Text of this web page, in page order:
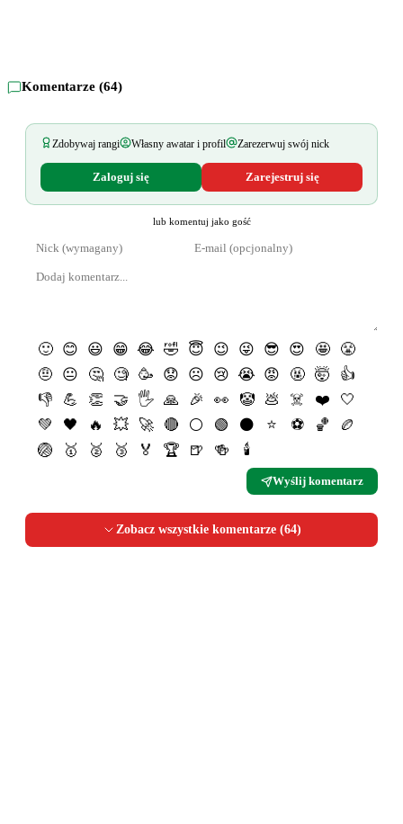
Komentarze (64)
Zdobywaj rangi Własny awatar i profil Zarezerwuj swój nick
Zaloguj się Zarejestruj się
lub komentuj jako gość
🙂 😊 😃 😁 😂 🤣 😇 😉 😜 😎 😍 🤩
😤
🤨
😐 🤔 🧐 🥳 😟 ☹️ 😢 😭 😡 🤬 🤯
👍
👎
💪 👏 🤝 🖐 🙏 🎉 👀 🤡 💩 ☠️ ❤️
🤍
💚
🖤 🔥 💥 🚀 🔴 ⚪️ 🟢 ⚫️ ⭐️ ⚽️ 🏀
🏉
🏐
🥇 🥈 🥉 🏅 🏆 🍺 🍻 🕯
Wyślij komentarz
Zobacz wszystkie komentarze (64)